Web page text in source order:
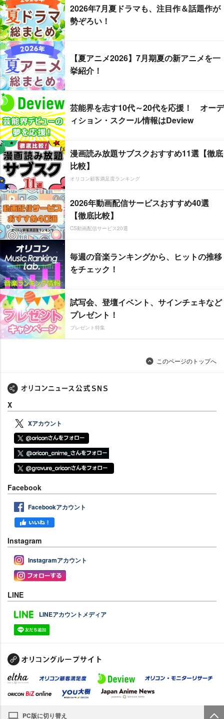
2026年7月夏ドラマも、注目作＆話題作が
勢ぞろい！
【夏アニメ2026】7月期夏の新アニメを一
挙紹介！
芸能界を志す10代～20代を応援！ オーデ
ィション・スクール情報はDeview
漫画読み放題サブスクおすすめ11選【徹底
比較】
オリコン顧客満足度ランキング
2026年動画配信サービスおすすめ40選
【徹底比較】
CS動画配信サービス20選
毎週の音楽ランキングから、ヒットの推移
をチェック！
試写会、登壇イベント、サインチェキなど
プレゼント！
プレゼント特集
このページのトップへ
X
Xアカウント
Facebook
Facebookアカウント
Instagram
Instagramアカウント
LINE
LINEアカウントメディア
PC版に切り替え